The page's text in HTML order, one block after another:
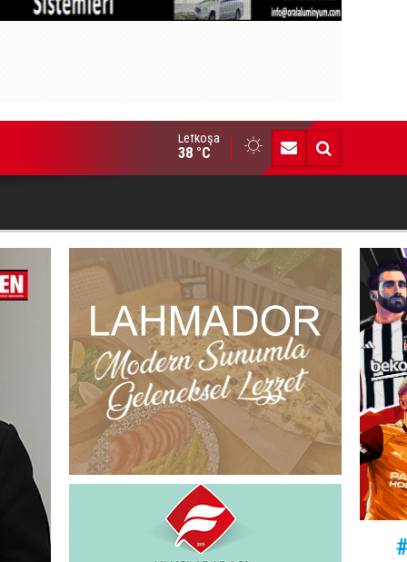
Lefkoşa
38 °C